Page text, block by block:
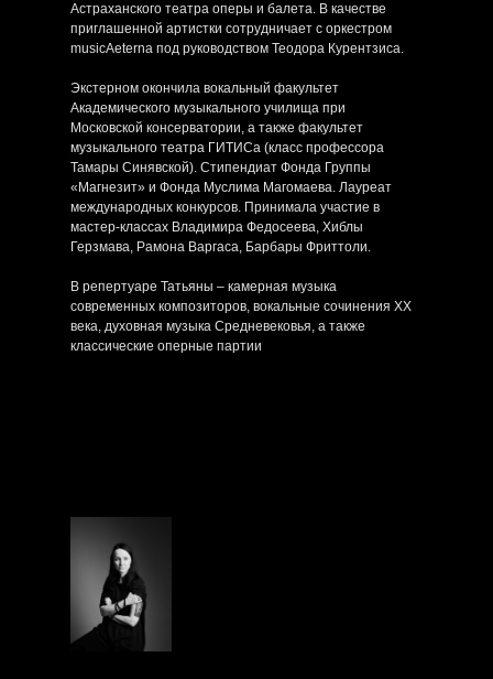
Астраханского театра оперы и балета. В качестве
приглашенной артистки сотрудничает с оркестром
musicAeterna под руководством Теодора Курентзиса.
Экстерном окончила вокальный факультет
Академического музыкального училища при
Московской консерватории, а также факультет
музыкального театра ГИТИСа (класс профессора
Тамары Синявской). Стипендиат Фонда Группы
«Магнезит» и Фонда Муслима Магомаева. Лауреат
международных конкурсов. Принимала участие в
мастер-классах Владимира Федосеева, Хиблы
Герзмава, Рамона Варгаса, Барбары Фриттоли.
В репертуаре Татьяны – камерная музыка
современных композиторов, вокальные сочинения XX
века, духовная музыка Средневековья, а также
классические оперные партии